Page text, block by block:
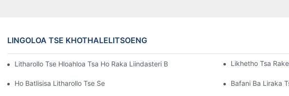
LINGOLOA TSE KHOTHALELITSOENG
Litharollo Tse Hloahloa Tsa Ho Raka Liindasteri Bakeng Sa Tsamaiso E Sebetsang Ea
Likhetho Tsa
Ho Batlisisa Litharollo Tse Sebetsang Tsa Ho Boloka Li-Racking Bakeng Sa Indasteri E
Bafani Ba Liraka